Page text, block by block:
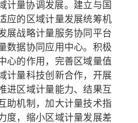
计量协调发展。 建立与国
应的区域计量发展统筹机
展战略计量服务协同平台
数据协同应用中心。积极
心的作用，完善区域量值
计量科技创新合作，开展
进区域计量能力、结果互
助机制，加大计量技术指
度，缩小区域计量发展差